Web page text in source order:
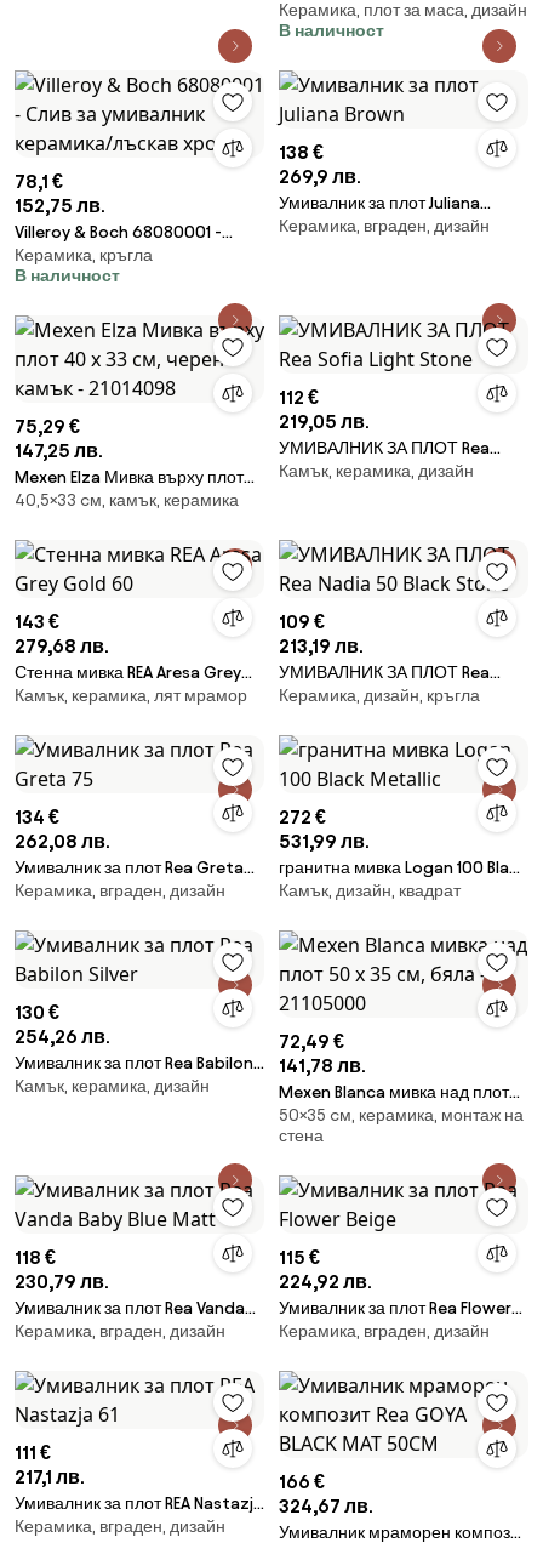
6565) - Мивка за плот BEYOND
пр. 36 см бял гланц
Керамика, плот за маса, дизайн
В наличност
78,1 €
152,75 лв.
Villeroy & Boch 68080001 -
Слив за умивалник керамика/
лъскав хром
Керамика, кръгла
В наличност
138 €
269,9 лв.
Умивалник за плот Juliana
Brown
Керамика, вграден, дизайн
75,29 €
147,25 лв.
Mexen Elza Мивка върху плот
40 x 33 см, черен камък -
40,5×33 cм, камък, керамика
112 €
219,05 лв.
УМИВАЛНИК ЗА ПЛОТ Rea
Sofia Light Stone
Камък, керамика, дизайн
143 €
279,68 лв.
Стенна мивка REA Aresa Grey
Gold 60
Камък, керамика, лят мрамор
109 €
213,19 лв.
УМИВАЛНИК ЗА ПЛОТ Rea
Nadia 50 Black Stone
Керамика, дизайн, кръгла
134 €
262,08 лв.
Умивалник за плот Rea Greta
75
Керамика, вграден, дизайн
272 €
531,99 лв.
гранитна мивка Logan 100 Black
Metallic
Камък, дизайн, квадрат
130 €
254,26 лв.
Умивалник за плот Rea Babilon
Silver
Камък, керамика, дизайн
72,49 €
141,78 лв.
Mexen Blanca мивка над плот
50 x 35 см, бяла - 21105000
50×35 cм, керамика, монтаж на
стена
118 €
230,79 лв.
Умивалник за плот Rea Vanda
Baby Blue Matt
Керамика, вграден, дизайн
115 €
224,92 лв.
Умивалник за плот Rea Flower
Beige
Керамика, вграден, дизайн
111 €
217,1 лв.
Умивалник за плот REA Nastazja
61
Керамика, вграден, дизайн
166 €
324,67 лв.
Умивалник мраморен композит